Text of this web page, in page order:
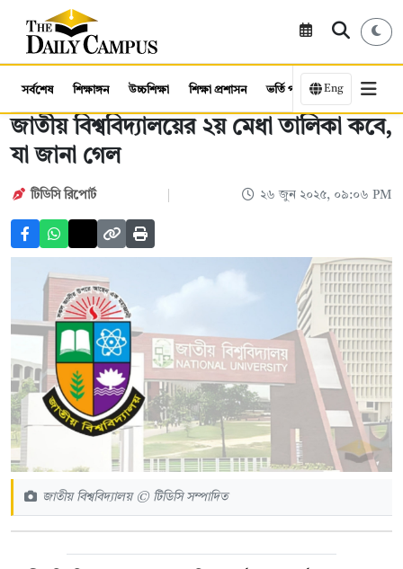
সর্বশেষ শিক্ষাঙ্গন উচ্চশিক্ষা শিক্ষা প্রশাসন ভর্তি পরীক্ষা কর্মসংস্থান
Eng
জাতীয় বিশ্ববিদ্যালয়ের ২য় মেধা তালিকা কবে,
যা জানা গেল
টিডিসি রিপোর্ট ২৬ জুন ২০২৫, ০৯:০৬ PM
জাতীয় বিশ্ববিদ্যালয় © টিডিসি সম্পাদিত